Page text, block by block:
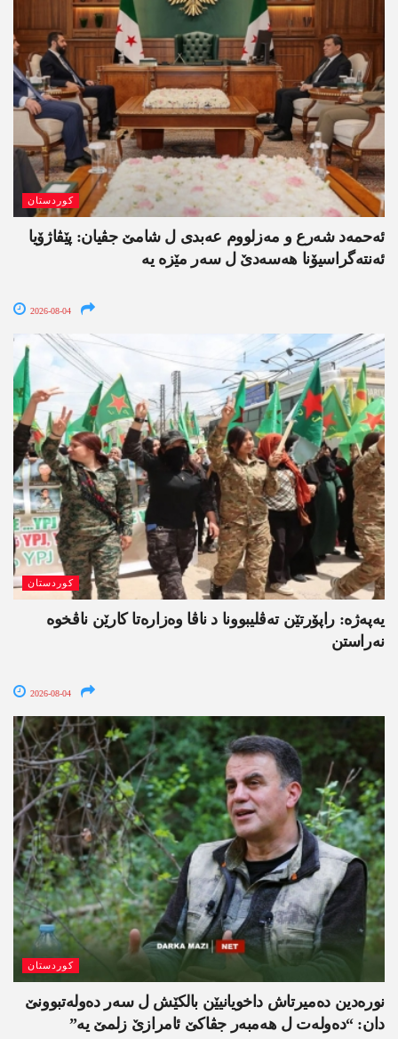
کوردستان
ئەحمەد شەرع و مەزلووم عەبدی ل شامێ جڤیان: پێڤاژۆیا
ئەنتەگراسیۆنا ھەسەدێ ل سەر مێزە یە
2026-08-04
کوردستان
یەپەژە: راپۆرتێن تەڤلیبوونا د ناڤا وەزارەتا کارێن ناڤخوە
نەراستن
2026-08-04
کوردستان
نورەدین دەمیرتاش داخویانیێن بالکێش ل سەر دەولەتبوونێ
دان: “دەولەت ل ھەمبەر جڤاکێ ئامرازێ زلمێ یە”